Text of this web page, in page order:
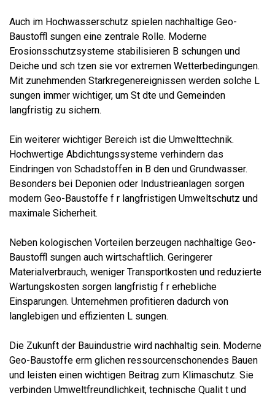
Auch im Hochwasserschutz spielen nachhaltige Geo-
Baustoffl sungen eine zentrale Rolle. Moderne
Erosionsschutzsysteme stabilisieren B schungen und
Deiche und sch tzen sie vor extremen Wetterbedingungen.
Mit zunehmenden Starkregenereignissen werden solche L
sungen immer wichtiger, um St dte und Gemeinden
langfristig zu sichern.
Ein weiterer wichtiger Bereich ist die Umwelttechnik.
Hochwertige Abdichtungssysteme verhindern das
Eindringen von Schadstoffen in B den und Grundwasser.
Besonders bei Deponien oder Industrieanlagen sorgen
modern Geo-Baustoffe f r langfristigen Umweltschutz und
maximale Sicherheit.
Neben kologischen Vorteilen berzeugen nachhaltige Geo-
Baustoffl sungen auch wirtschaftlich. Geringerer
Materialverbrauch, weniger Transportkosten und reduzierte
Wartungskosten sorgen langfristig f r erhebliche
Einsparungen. Unternehmen profitieren dadurch von
langlebigen und effizienten L sungen.
Die Zukunft der Bauindustrie wird nachhaltig sein. Moderne
Geo-Baustoffe erm glichen ressourcenschonendes Bauen
und leisten einen wichtigen Beitrag zum Klimaschutz. Sie
verbinden Umweltfreundlichkeit, technische Qualit t und